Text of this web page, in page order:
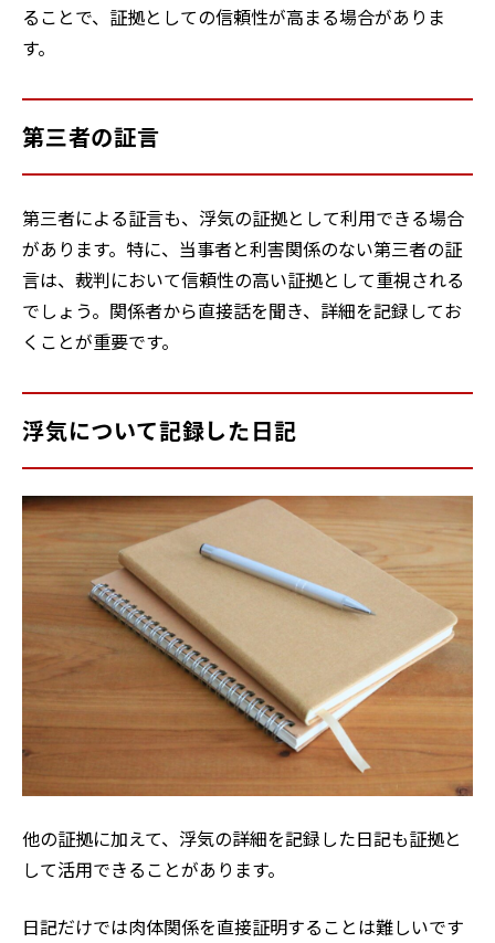
ることで、証拠としての信頼性が高まる場合がありま
す。
第三者の証言
第三者による証言も、浮気の証拠として利用できる場合
があります。特に、当事者と利害関係のない第三者の証
言は、裁判において信頼性の高い証拠として重視される
でしょう。関係者から直接話を聞き、詳細を記録してお
くことが重要です。
浮気について記録した日記
他の証拠に加えて、浮気の詳細を記録した日記も証拠と
して活用できることがあります。
日記だけでは肉体関係を直接証明することは難しいです